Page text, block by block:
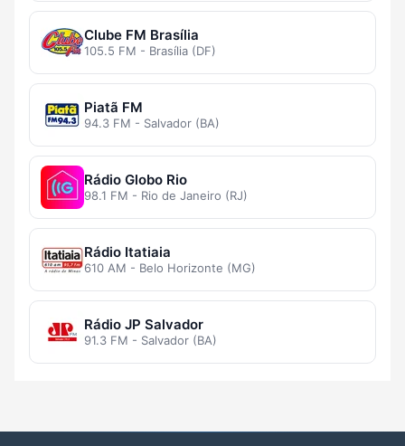
Clube FM Brasília
105.5 FM - Brasília (DF)
Piatã FM
94.3 FM - Salvador (BA)
Rádio Globo Rio
98.1 FM - Rio de Janeiro (RJ)
Rádio Itatiaia
610 AM - Belo Horizonte (MG)
Rádio JP Salvador
91.3 FM - Salvador (BA)